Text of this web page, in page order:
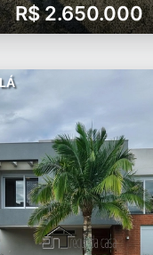
R$ 2.650.000